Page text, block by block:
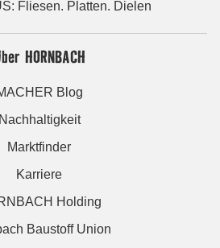
Fliesen. Platten. Dielen
HORNBACH
Blog
Nachhaltigkeit
Marktfinder
Karriere
Holding
Baustoff Union